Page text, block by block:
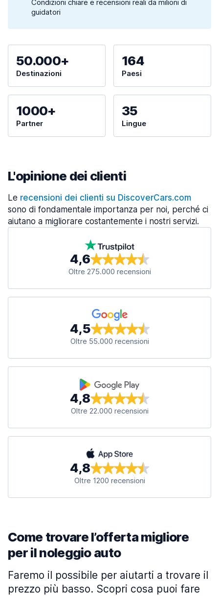
Condizioni chiare e recensioni reali da milioni di
guidatori
50.000+
Destinazioni
164
Paesi
1000+
Partner
35
Lingue
L'opinione dei clienti
Le recensioni dei clienti su DiscoverCars.com
sono di fondamentale importanza per noi, perché ci
aiutano a migliorare costantemente i nostri servizi.
4,6
Oltre 275.000 recensioni
4,5
Oltre 55.000 recensioni
4,8
Oltre 22.000 recensioni
4,8
Oltre 1200 recensioni
Come trovare l’offerta migliore
per il noleggio auto
Faremo il possibile per aiutarti a trovare il
prezzo più basso. Scopri cosa puoi fare